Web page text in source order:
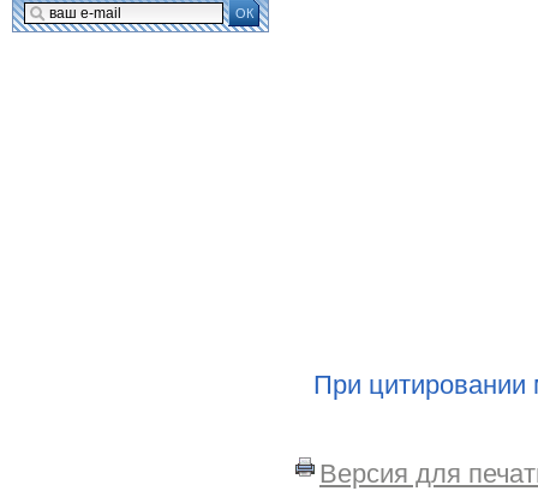
При цитировании
Версия для
ОК